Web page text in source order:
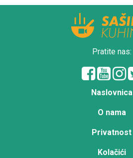
Pratite nas:
Naslovnica
O nama
Privatnost
Kolačići